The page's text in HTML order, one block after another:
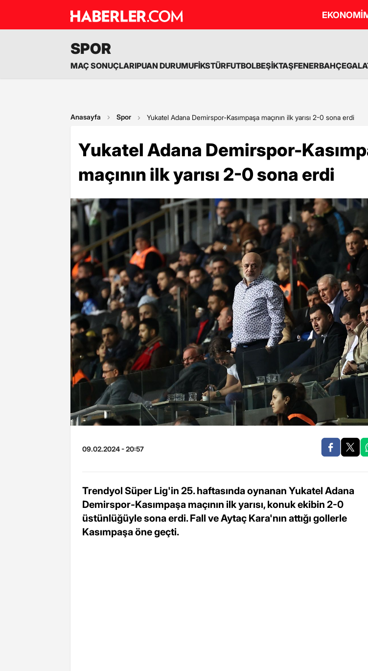
EKONOMİ
SPOR
MAÇ SONUÇLARIPUAN DURUMUFİKSTÜRFUTBOLBEŞİKTAŞFENERBAHÇE
Anasayfa Spor Yukatel Adana Demirspor-Kasımpaşa maçının ilk yarısı 2-0 sona erdi
Yukatel Adana Demirspor-
maçının ilk yarısı 2-0 sona erdi
09.02.2024 - 20:57
Trendyol Süper Lig'in 25. haftasında oynanan Yukatel Adana
Demirspor-Kasımpaşa maçının ilk yarısı, konuk ekibin 2-0
üstünlüğüyle sona erdi. Fall ve Aytaç Kara'nın attığı gollerle
Kasımpaşa öne geçti.